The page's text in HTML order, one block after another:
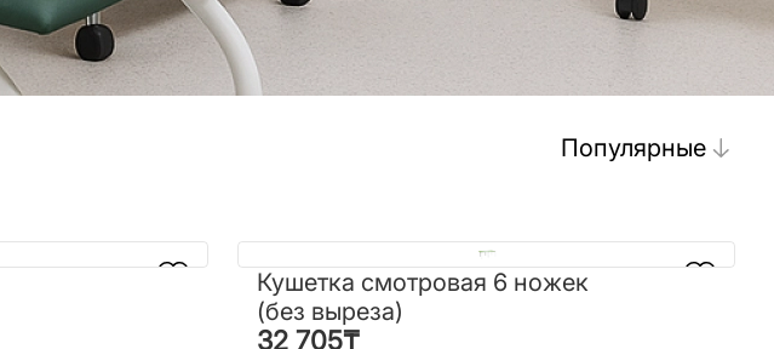
Популярные
Кушетка смотровая 6 ножек
(без выреза)
32 705₸
Кушетка смотровая 6 ножек
(без выреза)
32 705₸